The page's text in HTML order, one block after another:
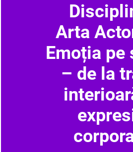
Arta
Emoția pe
– de la